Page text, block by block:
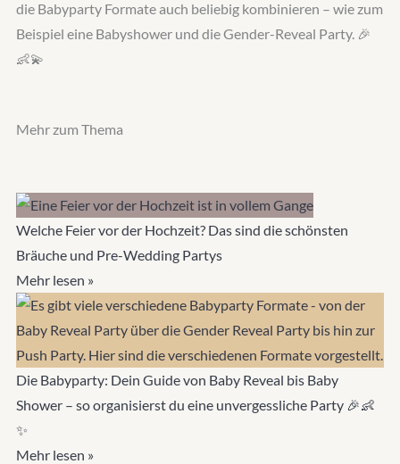
die Babyparty Formate auch beliebig kombinieren – wie zum
Beispiel eine Babyshower und die Gender-Reveal Party. 🎉
👶💫
Mehr zum Thema
Welche Feier vor der Hochzeit? Das sind die schönsten
Bräuche und Pre-Wedding Partys
Mehr lesen »
Die Babyparty: Dein Guide von Baby Reveal bis Baby
Shower – so organisierst du eine unvergessliche Party 🎉👶
✨
Mehr lesen »